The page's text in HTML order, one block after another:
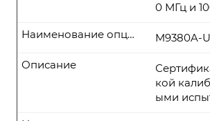
0 МГц и
M9380A-
Наименование опции
кой
ыми
Описание